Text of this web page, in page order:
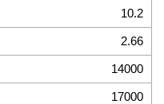
10.2
2.66
14000
17000